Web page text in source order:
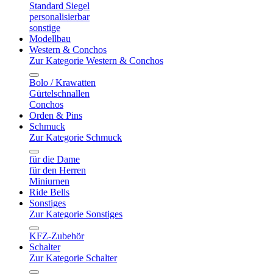
Standard Siegel
personalisierbar
sonstige
Modellbau
Western & Conchos
Zur Kategorie Western & Conchos
Bolo / Krawatten
Gürtelschnallen
Conchos
Orden & Pins
Schmuck
Zur Kategorie Schmuck
für die Dame
für den Herren
Miniurnen
Ride Bells
Sonstiges
Zur Kategorie Sonstiges
KFZ-Zubehör
Schalter
Zur Kategorie Schalter